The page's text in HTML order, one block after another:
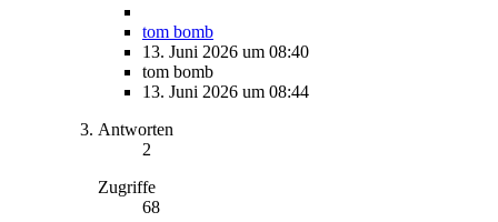
tom bomb
13. Juni 2026 um 08:40
tom bomb
13. Juni 2026 um 08:44
Antworten
2
Zugriffe
68